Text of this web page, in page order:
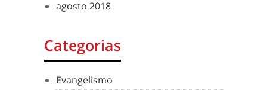
agosto 2018
Categorias
Evangelismo